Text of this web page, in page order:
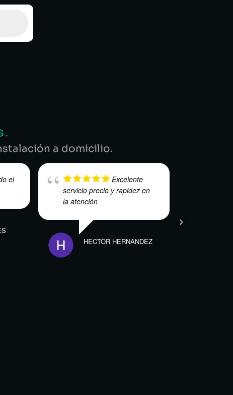
a domicilio.
el
Excelente
servicio precio y rapidez en
la atención
HECTOR HERNANDEZ